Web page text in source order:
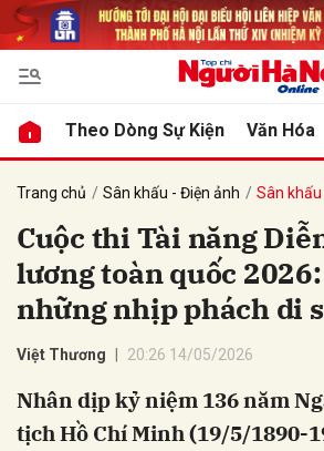
Theo Dòng Sự Kiện Văn Hóa
Trang chủ Sân khấu - Điện ảnh Sân khấu
Cuộc thi Tài năng
lương toàn quốc
những nhịp phách di
Việt Thương 20:26 14/05/2026
Nhân dịp kỷ niệm 136 năm
tịch Hồ Chí Minh (19/5/1890-
luận